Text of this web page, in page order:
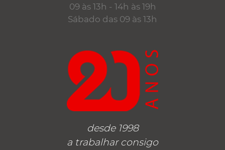
09 às 13h - 14h às 19h
Sábado das 09 às 13h
desde 1998
a trabalhar consigo